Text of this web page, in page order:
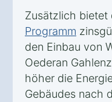
Zusätzlich bietet
Programm
den Einbau von
Oederan
höher die
Gebäudes nach